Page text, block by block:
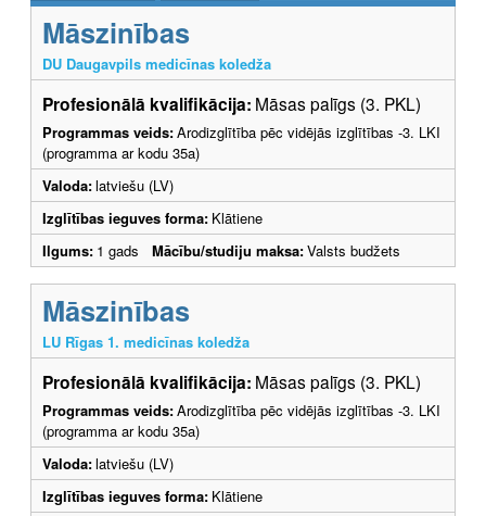
Māszinības
DU Daugavpils medicīnas koledža
Profesionālā kvalifikācija: Māsas palīgs (3. PKL)
Programmas veids:Arodizglītība pēc vidējās izglītības -3. LKI
(programma ar kodu 35a)
Valoda:latviešu (LV)
Izglītības ieguves forma: Klātiene
Ilgums: 1 gads Mācību/studiju maksa:Valsts budžets
Māszinības
LU Rīgas 1. medicīnas koledža
Profesionālā kvalifikācija: Māsas palīgs (3. PKL)
Programmas veids:Arodizglītība pēc vidējās izglītības -3. LKI
(programma ar kodu 35a)
Valoda:latviešu (LV)
Izglītības ieguves forma: Klātiene